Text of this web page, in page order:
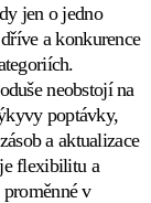
jen o jedno
a konkurence
neobstojí na
poptávky,
a aktualizace
flexibilitu a
v